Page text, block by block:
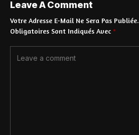
Leave A Comment
Votre Adresse E-Mail Ne Sera Pas Publiée.
Obligatoires Sont Indiqués Avec *